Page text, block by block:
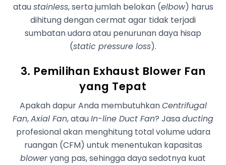
ataustainless, serta jumlah belokan (elbow) harus
dihitung dengan cermat agar tidak terjadi
sumbatan udara atau penurunan daya hisap
(static pressure loss).
3. Pemilihan Exhaust Blower Fan
yang Tepat
Apakah dapur Anda membutuhkanCentrifugal
Fan,Axial Fan, atauIn-line Duct Fan? Jasaducting
profesional akan menghitung total volume udara
ruangan (CFM) untuk menentukan kapasitas
bloweryang pas, sehingga daya sedotnya kuat